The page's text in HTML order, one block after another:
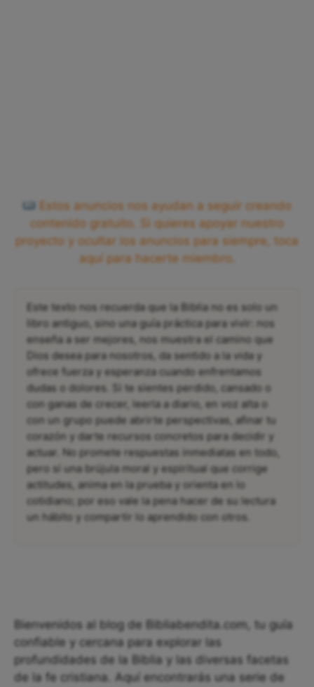
Estos anuncios nos ayudan a seguir creando
contenido gratuito. Si quieres apoyar nuestro
proyecto y ocultar los anuncios para siempre, toca
aquí para hacerte miembro.
Este texto nos recuerda que la Biblia no es solo un
libro antiguo, sino una guía práctica para vivir: nos
enseña a ser mejores, nos muestra el camino que
Dios desea para nosotros, da sentido a la vida y
ofrece fuerza y esperanza cuando enfrentamos
dudas o dolores. Si te sientes perdido, cansado o
con ganas de crecer, leerla a diario, en voz alta o
con un grupo puede abrirte perspectivas, afinar tu
corazón y darte recursos concretos para decidir y
actuar. No promete respuestas inmediatas en todo,
pero sí una brújula moral y espiritual que corrige
actitudes, anima en la prueba y orienta en lo
cotidiano; por eso vale la pena hacer de su lectura
un hábito y compartir lo aprendido con otros.
Bienvenidos al blog de Bibliabendita.com, tu guía
confiable y cercana para explorar las
profundidades de la Biblia y las diversas facetas
de la fe cristiana. Aquí encontrarás una serie de